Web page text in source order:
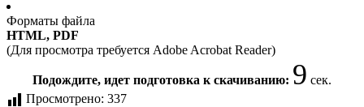
Форматы файла
HTML, PDF
(Для просмотра требуется Adobe Acrobat Reader)
Подождите, идет подготовка к скачиванию: 9 сек.
Просмотрено: 337